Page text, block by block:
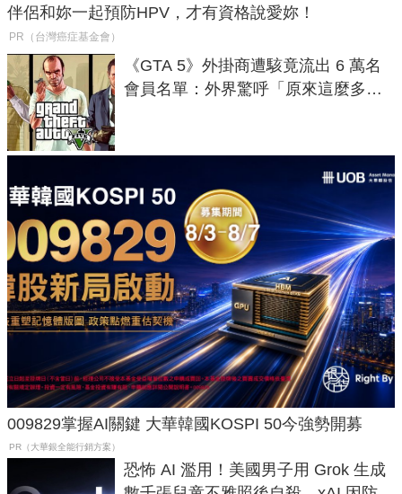
伴侶和妳一起預防HPV，才有資格說愛妳！
PR（台灣癌症基金會）
《GTA 5》外掛商遭駭竟流出 6 萬名
會員名單：外界驚呼「原來這麼多人
009829掌握AI關鍵 大華韓國KOSPI 50今強勢開募
PR（大華銀全能行銷方案）
恐怖 AI 濫用！美國男子用 Grok 生成